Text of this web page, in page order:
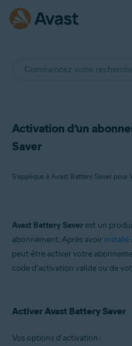
Activation d’un
Saver
S’applique à Avast Battery Saver pour
Produits:
Avast Battery Saver 22.x pour
Microsoft Windows 8/
Premium/Professionnel/
(32/64 bits)
Avast Battery Saver est un
abonnement. Après avoir installé
peut-être activer votre
code d'activation valide ou de
Activer Avast Battery Saver
Vos options d'activation :